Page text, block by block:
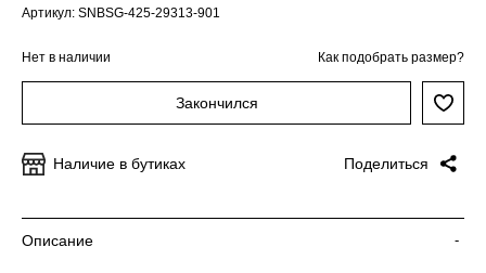
Артикул: SNBSG-425-29313-901
Нет в наличии Как подобрать размер?
Закончился
Наличие в бутиках Поделиться
Описание -